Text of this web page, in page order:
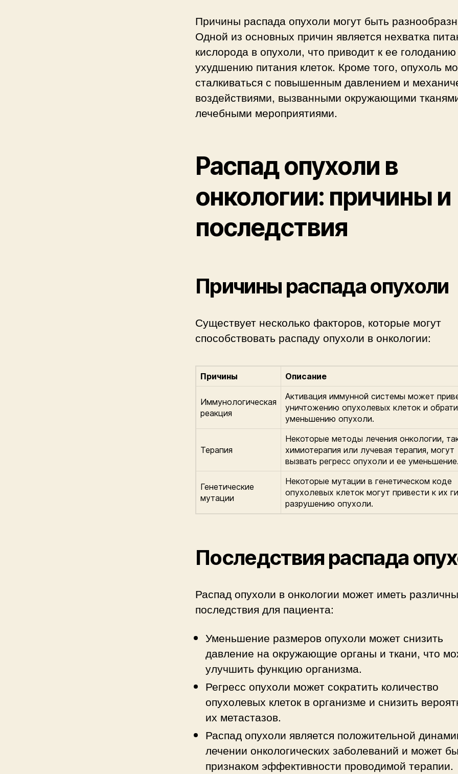
Причины распада опухоли могут быть
Одной из основных причин является нехватка
кислорода в опухоли, что приводит к ее
ухудшению питания клеток. Кроме того, опухоль
сталкиваться с повышенным давлением и
воздействиями, вызванными окружающими
лечебными мероприятиями.
Распад опухоли в
онкологии: причины и
последствия
Причины распада опухоли
Существует несколько факторов, которые могут
способствовать распаду опухоли в онкологии:
Причины Описание
Иммунологическая
реакция
Активация иммунной системы может
уничтожению опухолевых клеток и
уменьшению опухоли.
Терапия
Некоторые методы лечения онкологии,
химиотерапия или лучевая терапия, могут
вызвать регресс опухоли и ее уменьшение.
Генетические
мутации
Некоторые мутации в генетическом коде
опухолевых клеток могут привести к их
разрушению опухоли.
Последствия распада
Распад опухоли в онкологии может иметь
последствия для пациента:
Уменьшение размеров опухоли может снизить
давление на окружающие органы и ткани, что
улучшить функцию организма.
Регресс опухоли может сократить количество
опухолевых клеток в организме и снизить
их метастазов.
Распад опухоли является положительной
лечении онкологических заболеваний и может
признаком эффективности проводимой терапии.